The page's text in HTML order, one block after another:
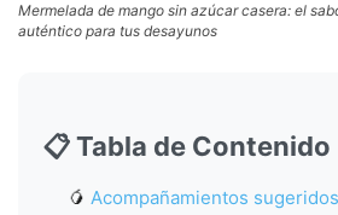
Mermelada de mango sin azúcar casera: el
auténtico para tus desayunos
📋 Tabla de Contenido
🥭 Acompañamientos sugeridos